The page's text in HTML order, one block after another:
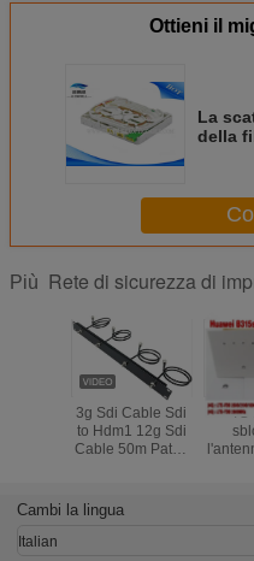
Ottieni il
La
della
Più Rete di sicurezza di
3g Sdi Cable Sdi
to Hdm1 12g Sdi
Cable 50m Patch
Micro Converter
SDI Cable
4G
Cambi la lingua
Italian